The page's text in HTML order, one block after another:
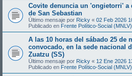
Covite denuncia un 'ongietorri' a
de San Sebastian
Último mensaje por Ricky « 02 Feb 2026
Publicado en Frente Político-Social (MNLV)
A las 10 horas del sábado 25 de
convocado, en la sede nacional
Zuatzu (SS)
Último mensaje por Ricky « 12 Ene 2026
Publicado en Frente Político-Social (MNLV)